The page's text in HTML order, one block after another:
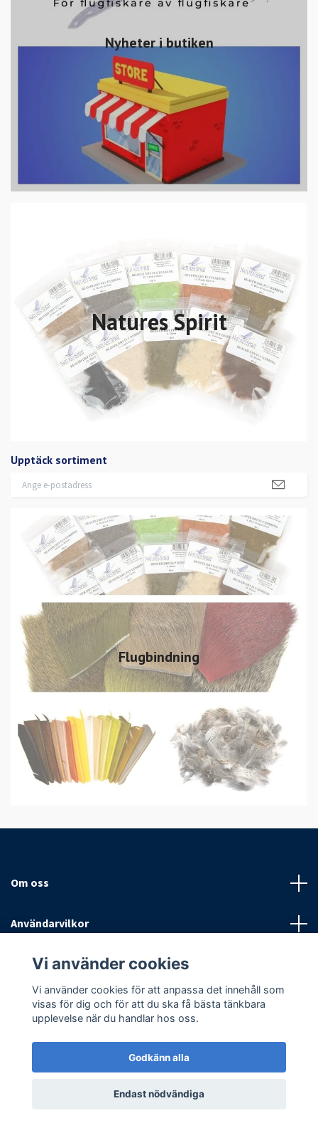
Nyheter i butiken
Natures Spirit
Upptäck sortiment
Flugbindning
Om oss
Användarvilkor
Sociala medier
© 2026 Antispinn AB
Vi använder cookies
Vi använder cookies för att anpassa det innehåll som
visas för dig och för att du ska få bästa tänkbara
upplevelse när du handlar hos oss.
Godkänn alla
Endast nödvändiga